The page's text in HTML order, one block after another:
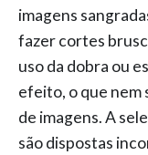
imagens
fazer cortes
uso da dobra ou
efeito, o que nem
de imagens. A
são dispostas